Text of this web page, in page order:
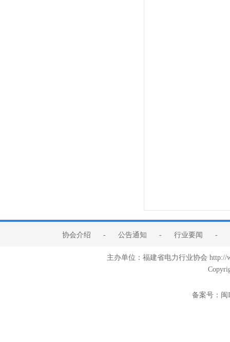
协会介绍 - 公告通知 - 行业要闻 -
主办单位：福建省电力行业协会
备案号： 闽